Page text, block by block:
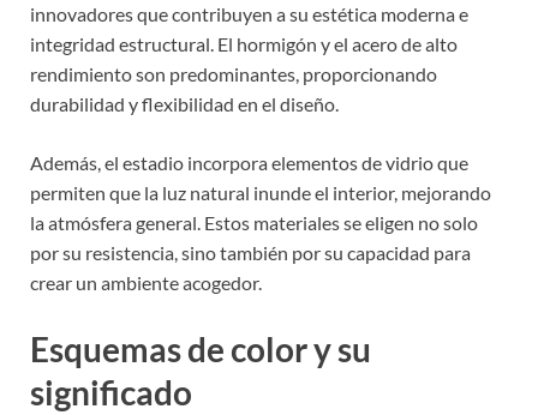
innovadores que contribuyen a su estética moderna e
integridad estructural. El hormigón y el acero de alto
rendimiento son predominantes, proporcionando
durabilidad y flexibilidad en el diseño.
Además, el estadio incorpora elementos de vidrio que
permiten que la luz natural inunde el interior, mejorando
la atmósfera general. Estos materiales se eligen no solo
por su resistencia, sino también por su capacidad para
crear un ambiente acogedor.
Esquemas de color y su
significado